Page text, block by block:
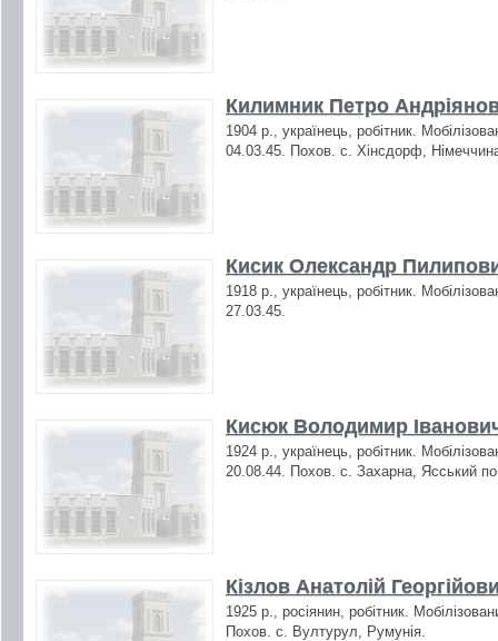
Килимник Петро
1904 р., українець, робітник.
04.03.45. Похов. с. Хінсдорф,
Кисик Олександр
1918 р., українець, робітник.
27.03.45.
Кисюк Володимир
1924 р., українець, робітник.
20.08.44. Похов. с. Захарна, Ясський
Кізлов Анатолій
1925 р., росіянин, робітник.
Похов. с. Вултурул, Румунія.